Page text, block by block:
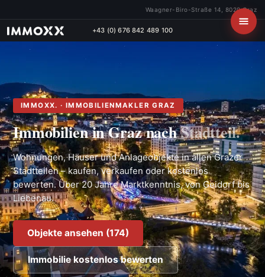
Waagner-Biro-Straße 14, 8020 Graz
+43 (0) 676 842 489 100
IMMOXX. · IMMOBILIENMAKLER GRAZ
Immobilien in Graz nachStadtteil.
Wohnungen, Häuser und Anlageobjekte in allen Grazer
Stadtteilen – kaufen, verkaufen oder kostenlos
bewerten. Über 20 Jahre Marktkenntnis, von Geidorf bis
Liebenau.
Objekte ansehen (174)
Immobilie kostenlos bewerten